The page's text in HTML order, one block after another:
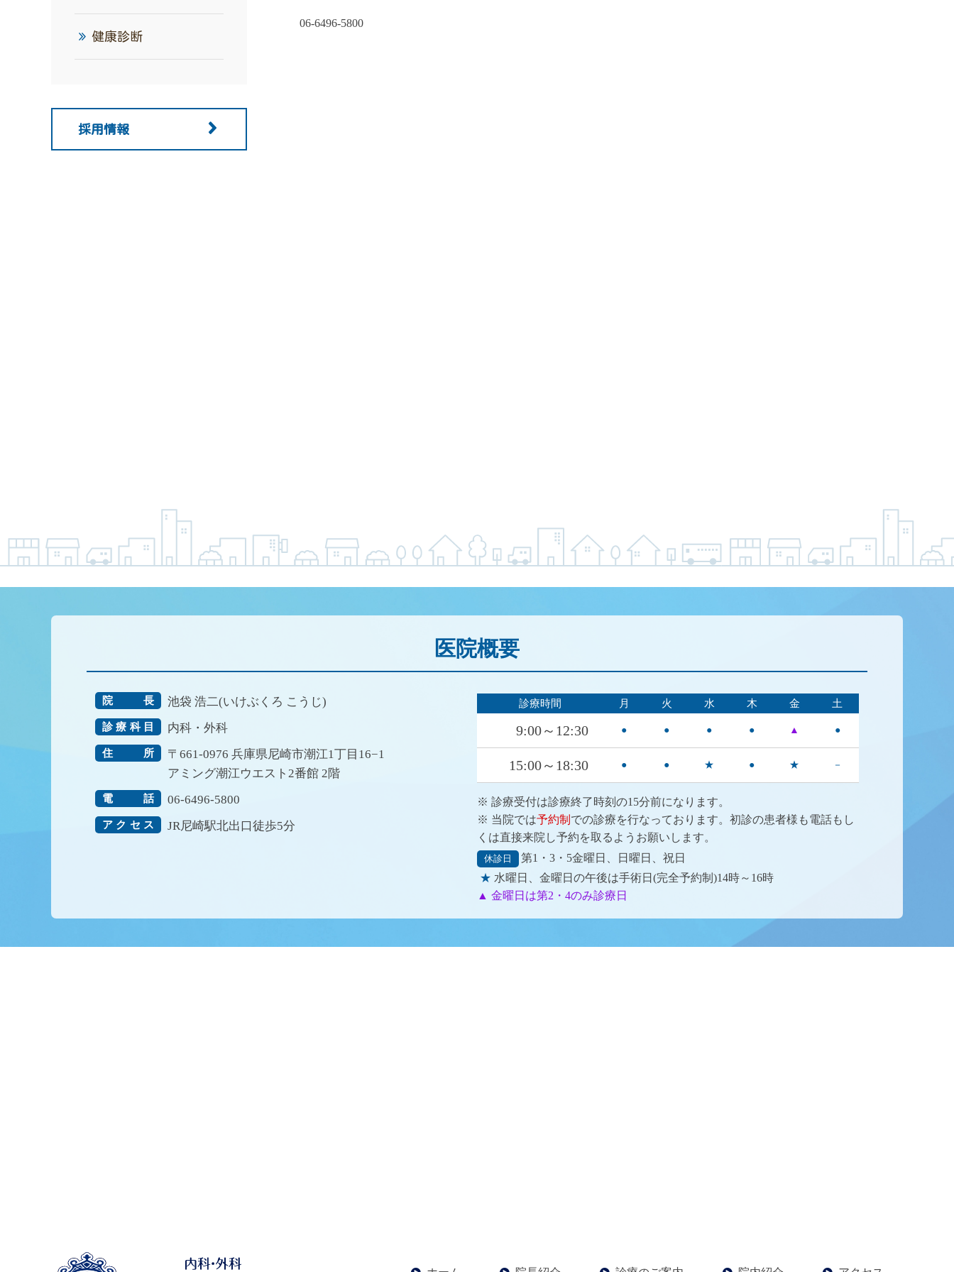
06-6496-5800
健康診断
採用情報
医院概要
院長 池袋 浩二(いけぶくろ こうじ)
診療科目 内科・外科
住所 〒661-0976 兵庫県尼崎市潮江1丁目16−1
アミング潮江ウエスト2番館 2階
電話 06-6496-5800
アクセス JR尼崎駅北出口徒歩5分
※ 診療受付は診療終了時刻の15分前になります。
※ 当院では予約制 での診療を行なっております。初診の患者様も電話もし
くは直接来院し予約を取るようお願いします。
休診日
第1・3・5金曜日、日曜日、祝日
★ 水曜日、金曜日の午後は手術日(完全予約制)14時～16時
▲ 金曜日は第2・4のみ診療日
診療時間 月 火 水 木 金 土
9:00～12:30 ● ● ● ● ▲ ●
15:00～18:30 ● ● ★ ● ★ －